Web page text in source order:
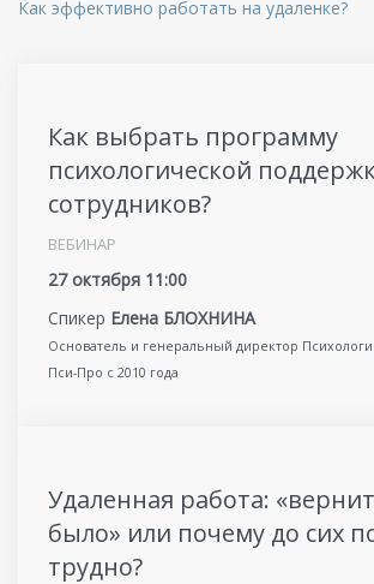
Как эффективно работать на удаленке?
Как выбрать программу
психологической
сотрудников?
ВЕБИНАР
27 октября 11:00
Спикер Елена БЛОХНИНА
Основатель и генеральный директор
Пси-Про с 2010 года
Удаленная работа:
было» или почему до сих
трудно?